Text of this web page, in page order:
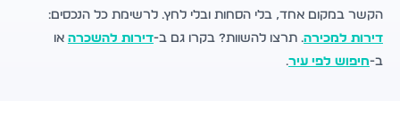
הקשר במקום אחד, בלי הסחות ובלי לחץ. לרשימת כל הנכסים:
דירות למכירה. תרצו להשוות? בקרו גם ב-דירות להשכרה או
ב-חיפוש לפי עיר.